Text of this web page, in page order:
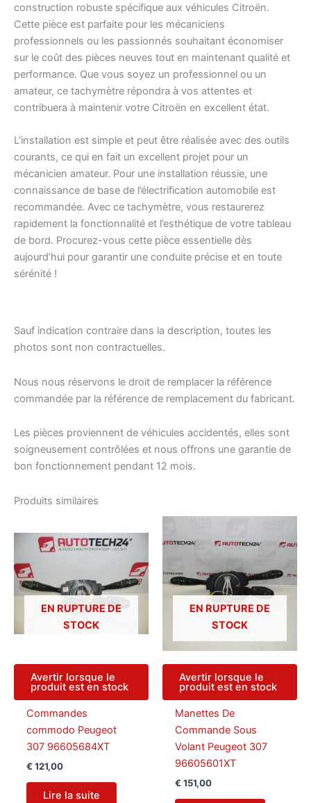
construction robuste spécifique aux véhicules Citroën.
Cette pièce est parfaite pour les mécaniciens
professionnels ou les passionnés souhaitant économiser
sur le coût des pièces neuves tout en maintenant qualité et
performance. Que vous soyez un professionnel ou un
amateur, ce tachymètre répondra à vos attentes et
contribuera à maintenir votre Citroën en excellent état.
L’installation est simple et peut être réalisée avec des outils
courants, ce qui en fait un excellent projet pour un
mécanicien amateur. Pour une installation réussie, une
connaissance de base de l’électrification automobile est
recommandée. Avec ce tachymètre, vous restaurerez
rapidement la fonctionnalité et l’esthétique de votre tableau
de bord. Procurez-vous cette pièce essentielle dès
aujourd’hui pour garantir une conduite précise et en toute
sérénité !
Sauf indication contraire dans la description, toutes les
photos sont non contractuelles.
Nous nous réservons le droit de remplacer la référence
commandée par la référence de remplacement du fabricant.
Les pièces proviennent de véhicules accidentés, elles sont
soigneusement contrôlées et nous offrons une garantie de
bon fonctionnement pendant 12 mois.
Produits similaires
EN RUPTURE DE
STOCK
Avertir lorsque le
produit est en stock
Commandes
commodo Peugeot
307 96605684XT
€ 121,00
Lire la suite
EN RUPTURE DE
STOCK
Avertir lorsque le
produit est en stock
Manettes De
Commande Sous
Volant Peugeot 307
96605601XT
€ 151,00